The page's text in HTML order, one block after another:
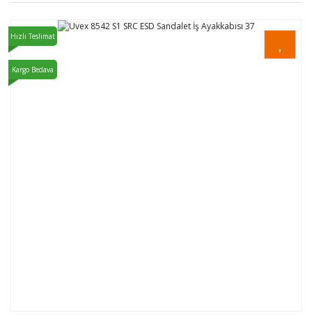
Hızlı Teslimat
Kargo Bedava